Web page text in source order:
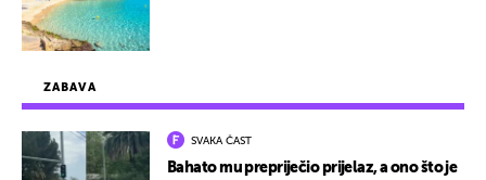
ZABAVA
SVAKA ČAST
Bahato mu prepriječio prijelaz, a ono što je